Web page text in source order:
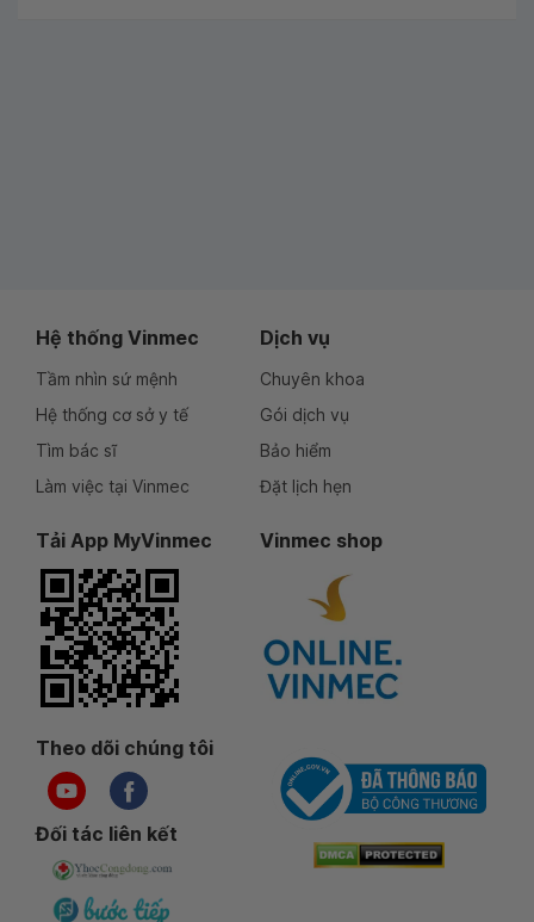
Hệ thống Vinmec
Tầm nhìn sứ mệnh
Hệ thống cơ sở y tế
Tìm bác sĩ
Làm việc tại Vinmec
Dịch vụ
Chuyên khoa
Gói dịch vụ
Bảo hiểm
Đặt lịch hẹn
Tải App MyVinmec Vinmec shop
Theo dõi chúng tôi
Đối tác liên kết